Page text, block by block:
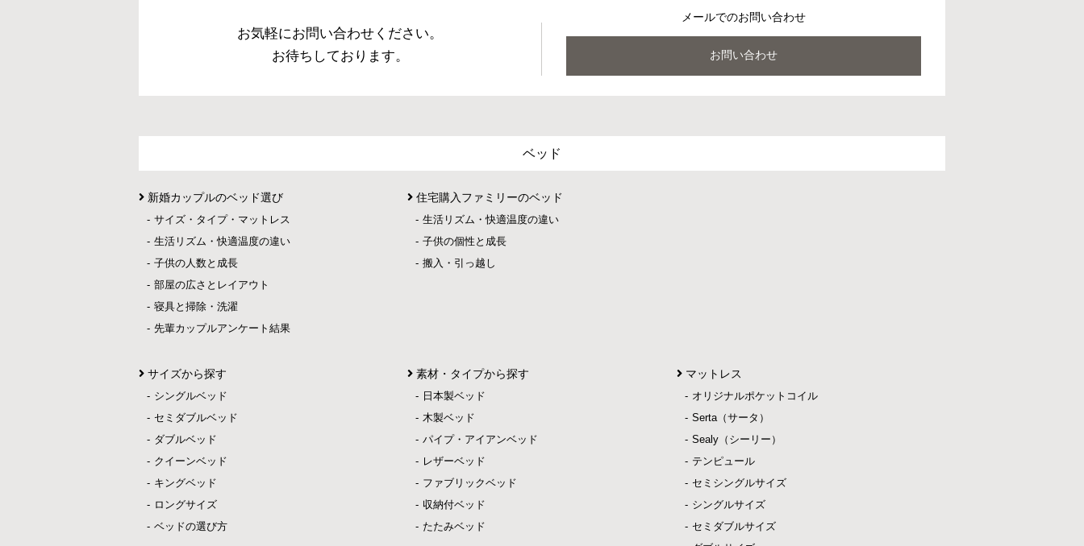
お気軽にお問い合わせください。
お待ちしております。
メールでのお問い合わせ
お問い合わせ
ベッド
新婚カップルのベッド選び
サイズ・タイプ・マットレス
生活リズム・快適温度の違い
子供の人数と成長
部屋の広さとレイアウト
寝具と掃除・洗濯
先輩カップルアンケート結果
住宅購入ファミリーのベッド
生活リズム・快適温度の違い
子供の個性と成長
搬入・引っ越し
サイズから探す
シングルベッド
セミダブルベッド
ダブルベッド
クイーンベッド
キングベッド
ロングサイズ
ベッドの選び方
素材・タイプから探す
日本製ベッド
木製ベッド
パイプ・アイアンベッド
レザーベッド
ファブリックベッド
収納付ベッド
たたみベッド
マットレス
オリジナルポケットコイル
Serta（サータ）
Sealy（シーリー）
テンピュール
セミシングルサイズ
シングルサイズ
セミダブルサイズ